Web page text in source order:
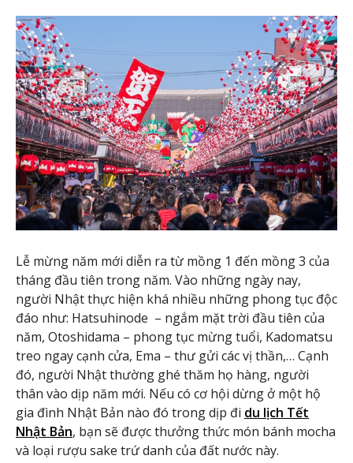
Lễ mừng năm mới diễn ra từ mồng 1 đến mồng 3 của
tháng đầu tiên trong năm. Vào những ngày nay,
người Nhật thực hiện khá nhiều những phong tục độc
đáo như: Hatsuhinode – ngắm mặt trời đầu tiên của
năm, Otoshidama – phong tục mừng tuổi, Kadomatsu
treo ngay cạnh cửa, Ema – thư gửi các vị thần,… Cạnh
đó, người Nhật thường ghé thăm họ hàng, người
thân vào dịp năm mới. Nếu có cơ hội dừng ở một hộ
gia đình Nhật Bản nào đó trong dịp đi du lịch Tết
Nhật Bản, bạn sẽ được thưởng thức món bánh mocha
và loại rượu sake trứ danh của đất nước này.